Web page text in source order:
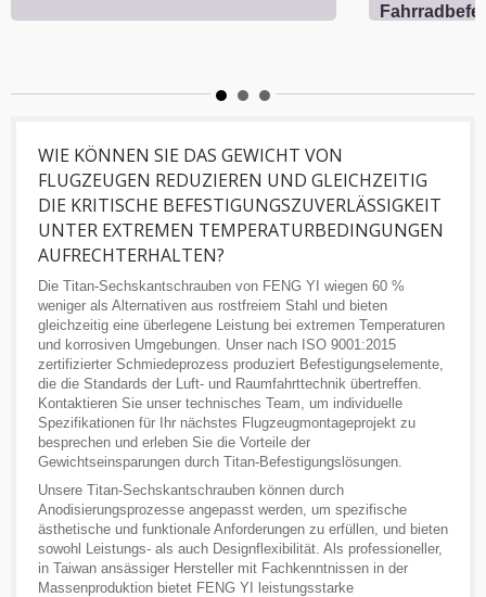
WIE KÖNNEN SIE DAS GEWICHT VON
FLUGZEUGEN REDUZIEREN UND GLEICHZEITIG
DIE KRITISCHE BEFESTIGUNGSZUVERLÄSSIGKEIT
UNTER EXTREMEN TEMPERATURBEDINGUNGEN
AUFRECHTERHALTEN?
Die Titan-Sechskantschrauben von FENG YI wiegen 60 %
weniger als Alternativen aus rostfreiem Stahl und bieten
gleichzeitig eine überlegene Leistung bei extremen Temperaturen
und korrosiven Umgebungen. Unser nach ISO 9001:2015
zertifizierter Schmiedeprozess produziert Befestigungselemente,
die die Standards der Luft- und Raumfahrttechnik übertreffen.
Kontaktieren Sie unser technisches Team, um individuelle
Spezifikationen für Ihr nächstes Flugzeugmontageprojekt zu
besprechen und erleben Sie die Vorteile der
Gewichtseinsparungen durch Titan-Befestigungslösungen.
Unsere Titan-Sechskantschrauben können durch
Anodisierungsprozesse angepasst werden, um spezifische
ästhetische und funktionale Anforderungen zu erfüllen, und bieten
sowohl Leistungs- als auch Designflexibilität. Als professioneller,
in Taiwan ansässiger Hersteller mit Fachkenntnissen in der
Massenproduktion bietet FENG YI leistungsstarke